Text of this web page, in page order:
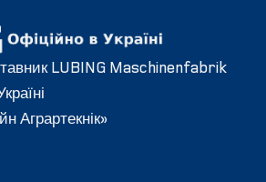
LUBING Maschinenfabrik
Аграртекнік»